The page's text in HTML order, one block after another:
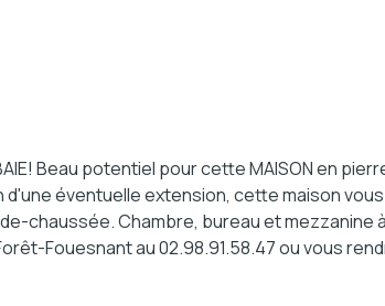
BAIE! Beau potentiel pour cette MAISON en
éventuelle extension, cette maison
chaussée. Chambre, bureau et
Fouesnant au 02.98.91.58.47 ou vous